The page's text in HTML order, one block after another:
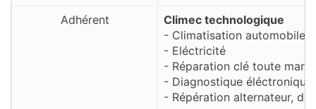
Adhérent
Climec technologique
- Climatisation automobile
- Eléctricité
- Réparation clé toute
- Diagnostique
- Répération alternateur,